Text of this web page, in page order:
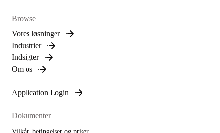
Browse
Vores løsninger
Industrier
Indsigter
Om os
Application Login
Dokumenter
Vilkår, betingelser og priser